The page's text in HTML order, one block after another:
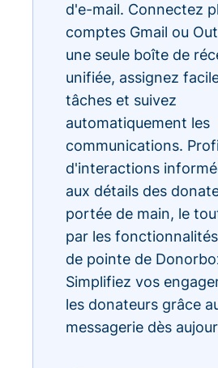
d'e-mail. Connectez
comptes Gmail ou
une seule boîte de
unifiée, assignez
tâches et suivez
automatiquement les
communications.
d'interactions
aux détails des
portée de main, le
par les
de pointe de
Simplifiez vos
les donateurs grâce
messagerie dès